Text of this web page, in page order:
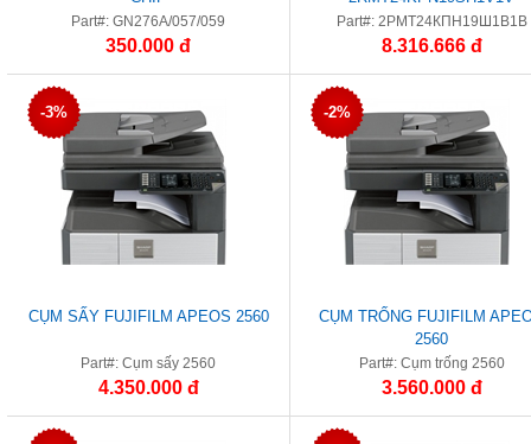
Part#: GN276A/057/059
350.000 đ
Part#: 2РМТ24КПН19Ш1В1В
8.316.666 đ
-3%
CỤM SẤY FUJIFILM APEOS 2560
Part#: Cụm sấy 2560
4.350.000 đ
-2%
CỤM TRỐNG FUJIFILM
2560
Part#: Cụm trống 2560
3.560.000 đ